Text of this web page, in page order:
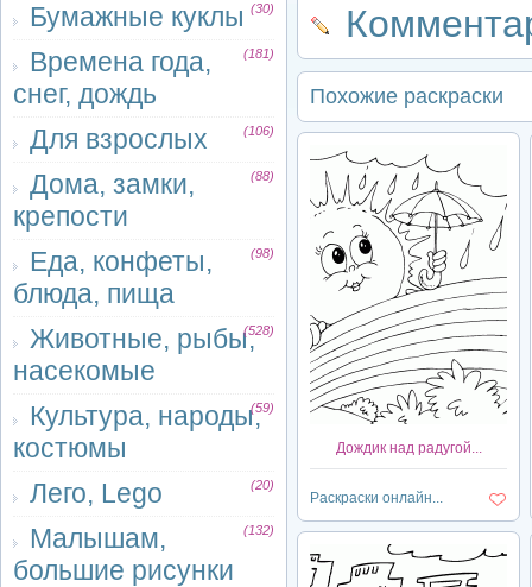
Бумажные куклы (30)
Времена года,
снег, дождь
(181)
Для взрослых (106)
Дома, замки,
крепости
(88)
Еда, конфеты,
блюда, пища
(98)
Животные, рыбы,
насекомые
(528)
Культура, народы,
костюмы
(59)
Лего, Lego (20)
Малышам,
большие рисунки
(132)
Похожие раскраски
Дождик над радугой...
Раскраски онлайн...